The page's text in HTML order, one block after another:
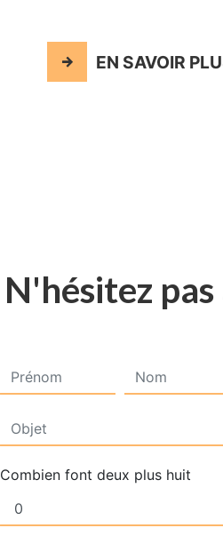
EN SAVOIR
N'hésitez
Combien font deux plus huit